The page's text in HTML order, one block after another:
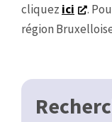
cliquez ici
.
région